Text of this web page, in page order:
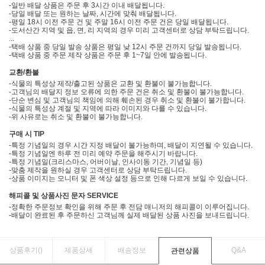
-일반 배달 상품은 주문 후 3시간 이내 배달됩니다.
-당일 배달 또는 원하는 날짜, 시간에 맞춰 배달됩니다.
-평일 18시 이전 주문 건 및 주말 16시 이전 주문 건은 당일 배달됩니다.
-도서산간 지역 및 읍, 면, 리 지역의 경우 미리 고객센터로 상담 부탁드립니다.
-택배 상품 중 당일 발송 상품은 평일 낮 12시 주문 건까지 당일 발송됩니다.
-택배 상품 중 주문 제작 상품은 주문 후 1~7일 안에 발송됩니다.
교환/환불
-식물의 특성상 제작/출고된 상품은 교환 및 환불이 불가능합니다.
-고객님의 배달지 정보 오류에 의한 주문 건은 취소 및 환불이 불가능합니다.
-단순 변심 및 고객님의 책임에 의해 훼손된 경우 취소 및 환불이 불가합니다.
-식물의 특성상 계절 및 지역에 따라 이미지와 다를 수 있습니다.
-위 사유로는 취소 및 환불이 불가능합니다.
구매 시 TIP
-특정 기념일의 경우 시간 지정 배달이 불가능하며, 배달이 지연될 수 있습니다.
-특정 기념일엔 하루 전 미리 예약 주문을 해주시기 바랍니다.
-특정 기념일(크리스마스, 어버이날, 인사이동 기간, 기념일 등)
-맞춤 제작을 원하실 경우 고객센터로 상담 부탁드립니다.
-상품 이미지는 모니터 및 폰 색상 설정 등으로 인해 다르게 보일 수 있습니다.
해피콜 및 상품사진 문자 SERVICE
-정확한 주문정보 확인을 위해 주문 후 전담 매니저의 해피콜이 이루어집니다.
-배달이 완료된 후 주문하신 고객님께 실제 배달된 상품 사진을 보내드립니다.
상품후기() 제품상세 배송정보 관련상품 Q&A